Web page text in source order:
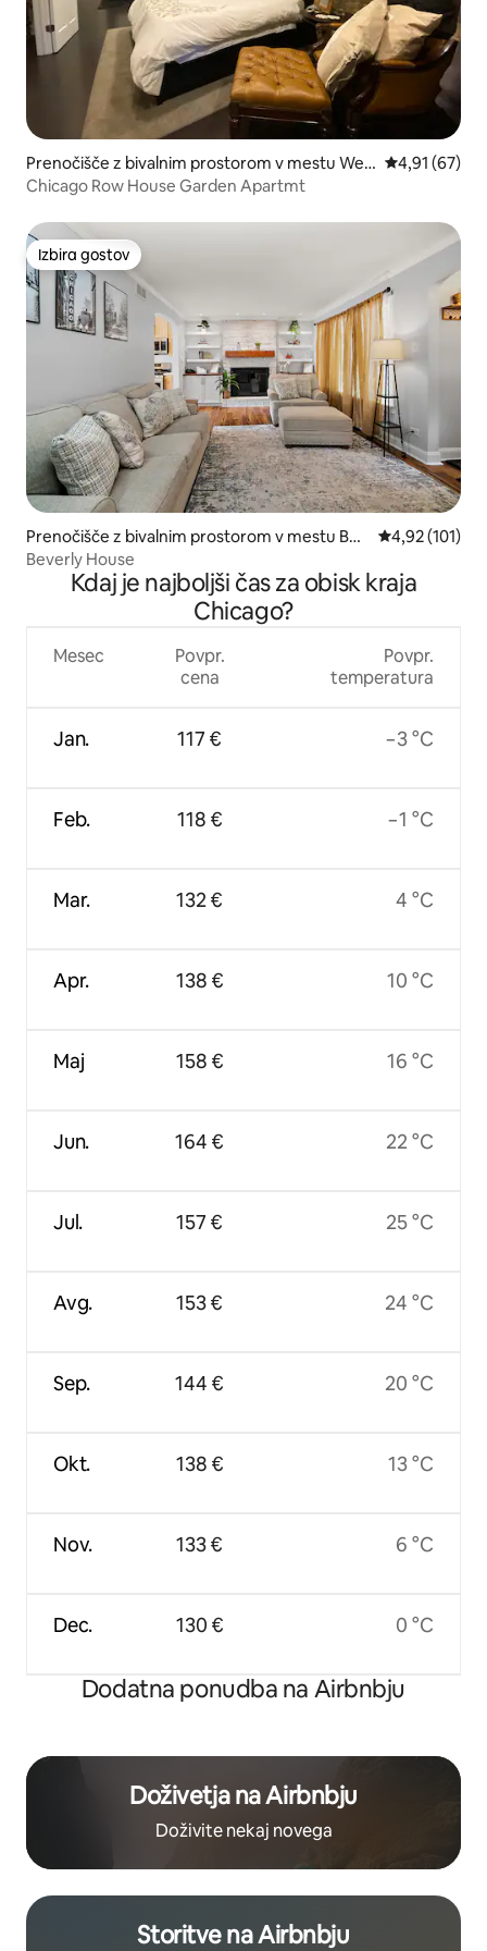
Prenočišče z bivalnim prostorom v mestu Wes
t Side
Povprečna
4,91 (67)
Chicago Row House Garden Apartmt
Izbira gostov
Izbira gostov
Prenočišče z bivalnim prostorom v mestu Bev
erly
Povprečna
4,92 (101)
Beverly House
Kdaj je najboljši čas za obisk kraja
Chicago?
Mesec
Jan.
Feb.
Mar.
Apr.
Maj
Jun.
Jul.
Avg.
Sep.
Okt.
Nov.
Dec.
Povpr.
cena
117 €
118 €
132 €
138 €
158 €
164 €
157 €
153 €
144 €
138 €
133 €
130 €
Povpr.
temperatura
−3 °C
−1 °C
4 °C
10 °C
16 °C
22 °C
25 °C
24 °C
20 °C
13 °C
6 °C
0 °C
Dodatna ponudba na Airbnbju
Doživetja na Airbnbju
Doživite nekaj novega
Storitve na Airbnbju